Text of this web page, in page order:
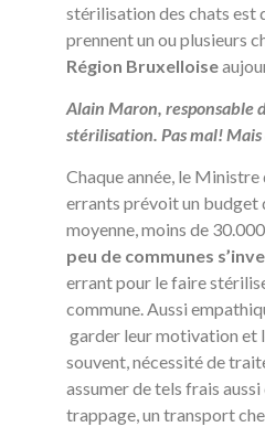
stérilisation des chats est
prennent un ou plusieurs
Région Bruxelloise
Alain Maron, responsable
stérilisation. Pas mal!
Chaque année, le
errants prévoit un budget
moyenne, moins de
peu de communes
errant pour le faire
commune. Aussi
garder leur motivation et
souvent, nécessité de
assumer de tels frais
trappage, un transport